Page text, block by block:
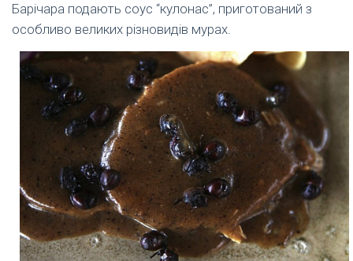
Барічара подають соус “кулонас”, приготований з
особливо великих різновидів мурах.